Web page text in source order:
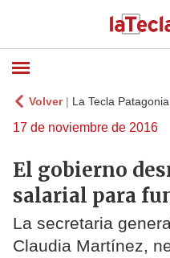
Volver| La Tecla Patagonia
17 de noviembre de 2016
El gobierno
salarial para
La secretaria
Claudia Martínez,